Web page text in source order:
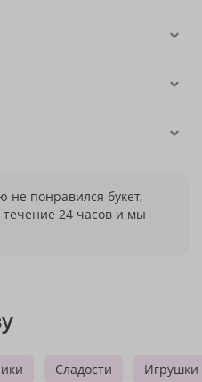
не понравился букет,
24 часов и мы
Сладости Игрушки